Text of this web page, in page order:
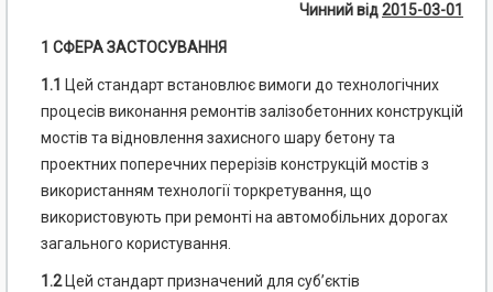
Чинний від2015-03-01
1 СФЕРА ЗАСТОСУВАННЯ
1.1 Цей стандарт встановлює вимоги до технологічних
процесів виконання ремонтів залізобетонних конструкцій
мостів та відновлення захисного шару бетону та
проектних поперечних перерізів конструкцій мостів з
використанням технології торкретування, що
використовують при ремонті на автомобільних дорогах
загального користування.
1.2 Цей стандарт призначений для суб’єктів